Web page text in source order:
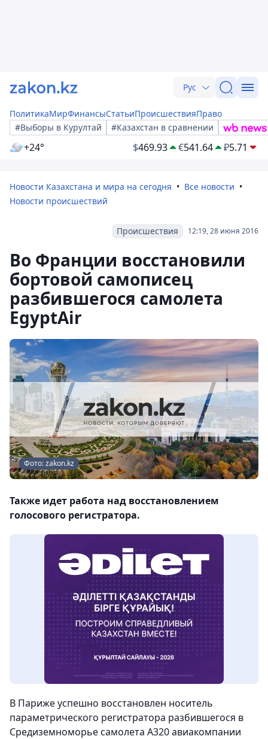
Рус
ПолитикаМирФинансыСтатьиПроисшествияПраво
#Выборы в Курултай
#Казахстан в сравнении
+24° $469.93 €541.64 ₽5.71
Новости Казахстана и мира на сегодня
Все новости
Новости происшествий
12:19, 28 июня 2016
Происшествия
Во Франции восстановили
бортовой самописец
разбившегося самолета
EgyptAir
Фото: zakon.kz
Также идет работа над восстановлением
голосового регистратора.
В Париже успешно восстановлен носитель
параметрического регистратора разбившегося в
Средиземноморье самолета А320 авиакомпании